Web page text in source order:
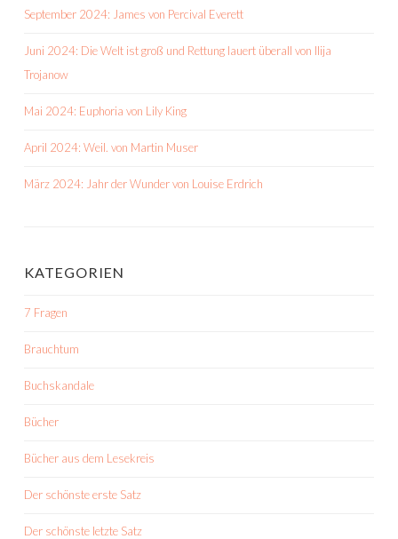
September 2024: James von Percival Everett
Juni 2024: Die Welt ist groß und Rettung lauert überall von Ilija
Trojanow
Mai 2024: Euphoria von Lily King
April 2024: Weil. von Martin Muser
März 2024: Jahr der Wunder von Louise Erdrich
KATEGORIEN
7 Fragen
Brauchtum
Buchskandale
Bücher
Bücher aus dem Lesekreis
Der schönste erste Satz
Der schönste letzte Satz